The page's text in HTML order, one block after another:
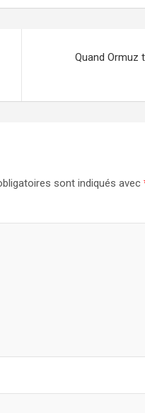
Quand Ormuz
sont indiqués avec